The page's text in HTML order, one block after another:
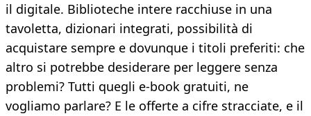
il digitale. Biblioteche intere racchiuse in una
tavoletta, dizionari integrati, possibilità di
acquistare sempre e dovunque i titoli preferiti: che
altro si potrebbe desiderare per leggere senza
problemi? Tutti quegli e-book gratuiti, ne
vogliamo parlare? E le offerte a cifre stracciate, e il